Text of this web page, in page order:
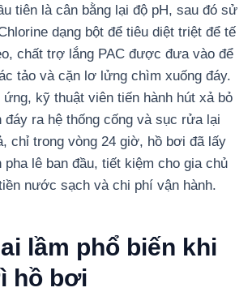
tiên là cân bằng lại độ pH, sau đó sử
dạng bột để tiêu diệt triệt để tế
chất trợ lắng PAC được đưa vào để
tảo và cặn lơ lửng chìm xuống đáy.
ứng, kỹ thuật viên tiến hành hút xả bỏ
ra hệ thống cống và sục rửa lại
chỉ trong vòng 24 giờ, hồ bơi đã lấy
pha lê ban đầu, tiết kiệm cho gia chủ
nước sạch và chi phí vận hành.
lầm phổ biến khi
hồ bơi